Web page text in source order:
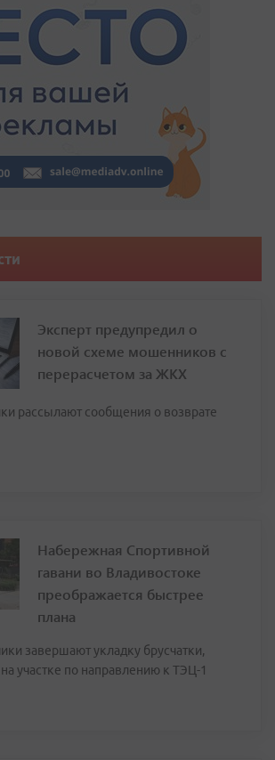
Эксперт предупредил о
новой схеме мошенников с
перерасчетом за ЖКХ
рассылают сообщения о возврате
Набережная Спортивной
гавани во Владивостоке
преображается быстрее
плана
завершают укладку брусчатки,
участке по направлению к ТЭЦ-1